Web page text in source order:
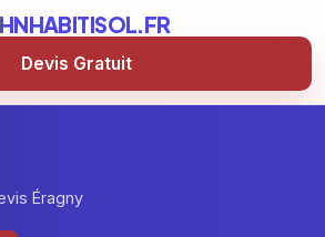
Devis Gratuit
Éragny